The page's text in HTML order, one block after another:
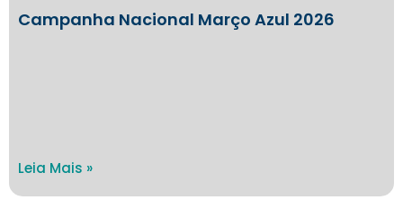
Campanha Nacional Março Azul 2026
Leia Mais »